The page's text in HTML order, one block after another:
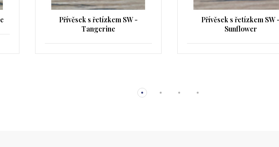
Přívěsek s řetízkem SW -
Sunflower
Přívěsek s řetízkem SW
Tanzanite